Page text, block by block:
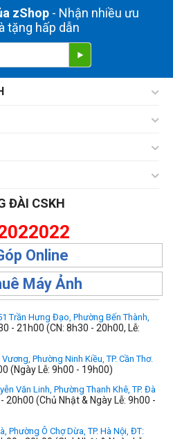
zShop- Nhận nhiều ưu
tặng hấp dẫn
ĐÀI CSKH
Online
Máy Ảnh
Trần Hưng Đạo, Phường Bến Thành,
- 21h00 (CN: 8h30 - 20h00, Lễ:
Phường Ninh Kiều, TP. Cần Thơ.
(Ngày Lễ: 9h00 - 19h00)
Văn Linh, Phường Thanh Khê, TP. Đà
- 20h00 (Chủ Nhật & Ngày Lễ: 9h00 -
Phường Ô Chợ Dừa, TP. Hà Nội, ĐT: